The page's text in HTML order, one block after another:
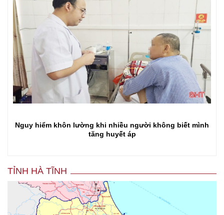
Đoàn công tác Bộ Y tế kiểm tra công tác phòng, chống
bệnh không lây nhiễm và rối loạn sức khỏe tâm thần tại
TỈNH HÀ TĨNH